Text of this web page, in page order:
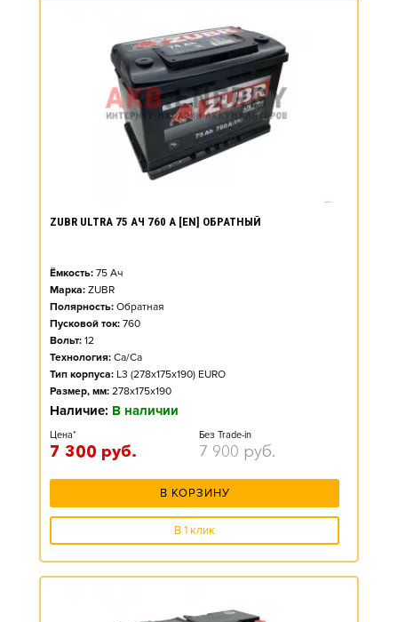
ZUBR ULTRA 75 АЧ 760 А [EN] ОБРАТНЫЙ
Ёмкость: 75 Ач
Марка: ZUBR
Полярность: Обратная
Пусковой ток: 760
Вольт: 12
Технология: Ca/Ca
Тип корпуса: L3 (278x175x190) EURO
Размер, мм: 278x175x190
Наличие: В наличии
Цена*
7 300 руб.
Без Trade-in
7 900 руб.
В КОРЗИНУ
В 1 клик